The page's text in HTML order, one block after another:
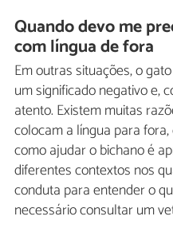
Quando devo me
com língua de fora
Em outras situações, o
um significado negativo e,
atento. Existem muitas
colocam a língua para
como ajudar o bichano é
diferentes contextos nos
conduta para entender o
necessário consultar um